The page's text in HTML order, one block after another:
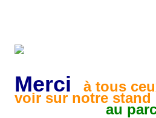
Merci à tous
voir sur notre stand
au